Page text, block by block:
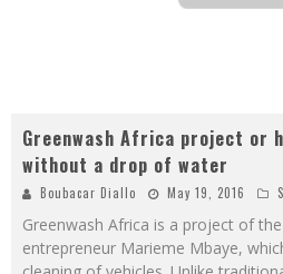
Greenwash Africa project or
without a drop of water
Boubacar Diallo May 19, 2016
Greenwash Africa is a project of
entrepreneur Marieme Mbaye,